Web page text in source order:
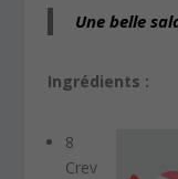
Une belle
Ingrédients :
8
Crev